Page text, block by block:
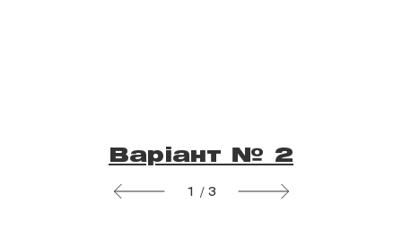
Варіант № 2
1 / 3